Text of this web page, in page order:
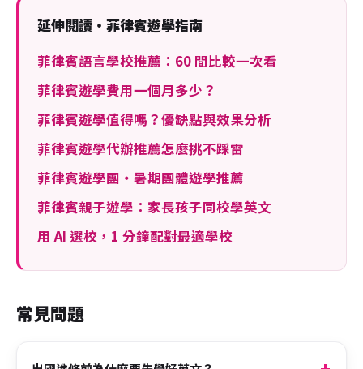
延伸閱讀・菲律賓遊學指南
菲律賓語言學校推薦：60 間比較一次看
菲律賓遊學費用一個月多少？
菲律賓遊學值得嗎？優缺點與效果分析
菲律賓遊學代辦推薦怎麼挑不踩雷
菲律賓遊學團・暑期團體遊學推薦
菲律賓親子遊學：家長孩子同校學英文
用 AI 選校，1 分鐘配對最適學校
常見問題